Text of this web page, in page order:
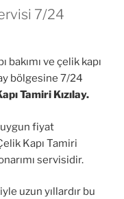
7/24
bakımı ve çelik kapı
bölgesine 7/24
Tamiri Kızılay.
uygun fiyat
Kapı Tamiri
servisidir.
uzun yıllardır bu